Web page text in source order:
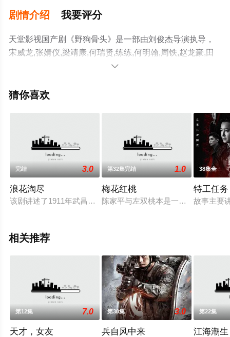
剧情介绍 我要评分
天堂影视国产剧《野狗骨头》是一部由刘俊杰导演执导，
宋威龙,张婧仪,梁靖康,何瑞贤,练练,何明翰,周铁,赵龙豪,田
征,苗若芃,杨雪儿,严智超,曲靖,孙亦鸿,汤加文,吴其江,吴弘,
大结局剧情已揭晓（第32集 已完结），手机免费观看高清
可移步至豆瓣电视剧、电视猫或剧情网等平台了解。

猜你喜欢
完结 3.0
浪花淘尽
该剧讲述了1911年武昌起义爆发后，大批进步学生为报效祖国，
第32集完结 1.0
梅花红桃
陈家平与左双桃本是一对甜蜜的情侣
38集全
特工任务
故事主要
相关推荐
第12集 7.0
天才，女友
第30集 3.0
兵自风中来
第22集
江海潮生